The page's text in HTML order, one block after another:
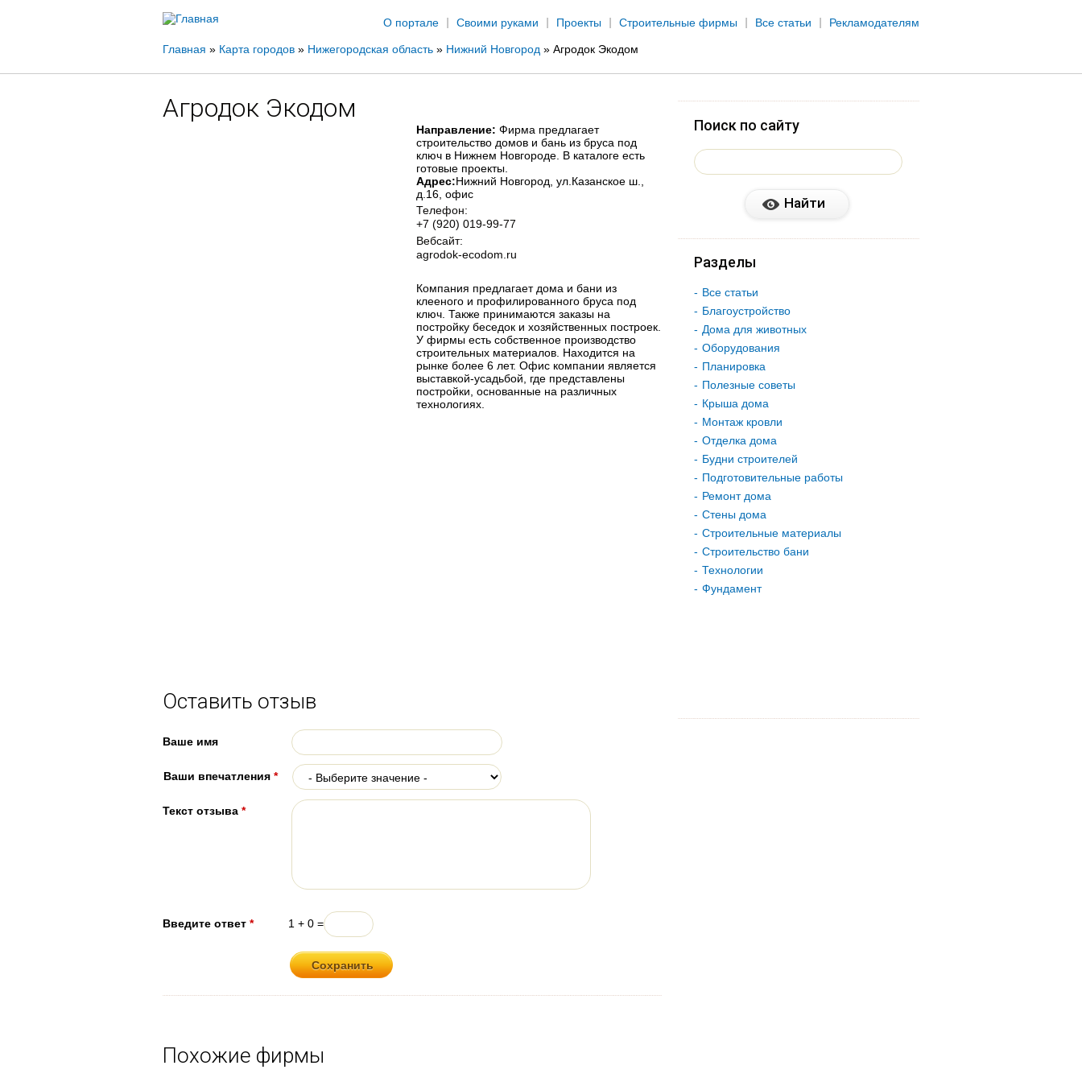
О портале
Своими руками Проекты Строительные фирмы Все статьи Рекламодателям
Вы
здесь
Главная » Карта городов » Нижегородская область » Нижний Новгород » Агродок Экодом
Агродок Экодом
Направление: Фирма предлагает
строительство домов и бань из бруса под
ключ в Нижнем Новгороде. В каталоге есть
готовые проекты.
Адрес:Нижний Новгород , ул.Казанское ш.,
д.16, офис
Телефон:
+7 (920) 019-99-77
Вебсайт:
agrodok-ecodom.ru
Компания предлагает дома и бани из
клееного и профилированного бруса под
ключ. Также принимаются заказы на
постройку беседок и хозяйственных построек.
У фирмы есть собственное производство
строительных материалов. Находится на
рынке более 6 лет. Офис компании является
выставкой-усадьбой, где представлены
постройки, основанные на различных
технологиях.
Оставить отзыв
Ваше имя
Ваши впечатления *
Текст отзыва *
Введите ответ * 1 + 0 =
Похожие фирмы
Поиск по сайту
Разделы
Все статьи
Благоустройство
Дома для животных
Оборудования
Планировка
Полезные советы
Крыша дома
Монтаж кровли
Отделка дома
Будни строителей
Подготовительные работы
Ремонт дома
Стены дома
Строительные материалы
Строительство бани
Технологии
Фундамент